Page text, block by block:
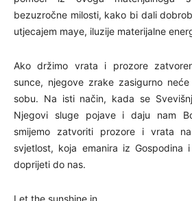
bezuzročne milosti, kako bi dali
utjecajem maye, iluzije materijalne
Ako držimo vrata i prozore
sunce, njegove zrake zasigurno
sobu. Na isti način, kada se
Njegovi sluge pojave i daju nam
smijemo zatvoriti prozore i vrata
svjetlost, koja emanira iz Gospodina
doprijeti do nas.